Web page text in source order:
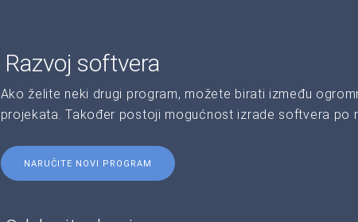
Razvoj softvera
Ako želite neki drugi program, možete birati između
projekata. Također postoji mogućnost izrade softvera po
NARUČITE NOVI PROGRAM